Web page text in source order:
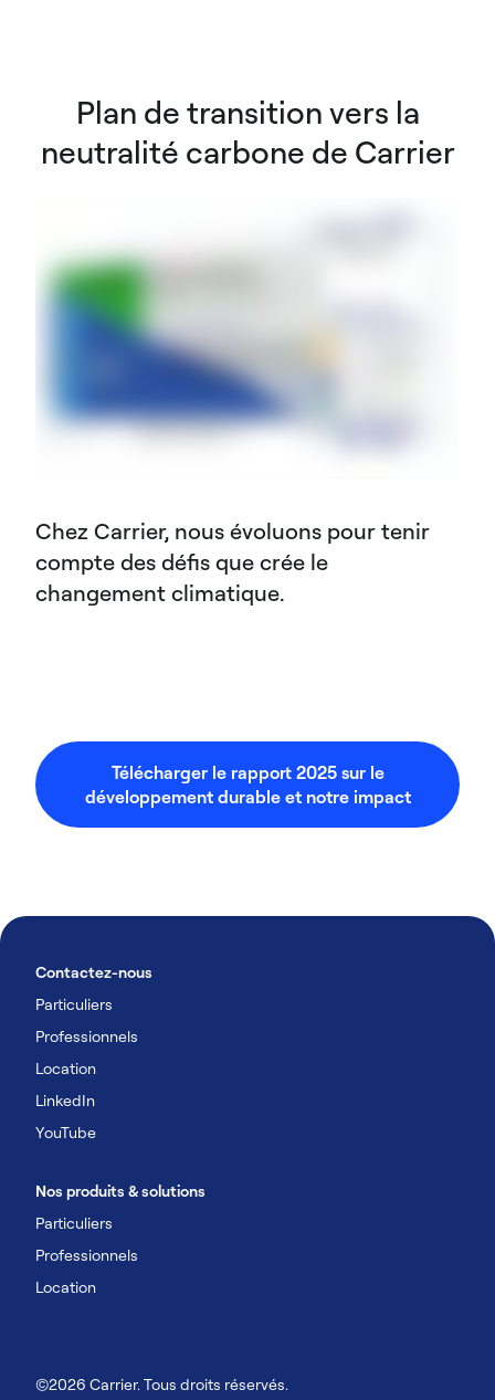
Plan de transition vers la
neutralité carbone de Carrier
Chez Carrier, nous évoluons pour tenir
compte des défis que crée le
changement climatique.
Télécharger le rapport 2025 sur le
développement durable et notre impact
Contactez-nous
Particuliers
Professionnels
Location
LinkedIn
YouTube
Nos produits & solutions
Particuliers
Professionnels
Location
©2026 Carrier. Tous droits réservés.